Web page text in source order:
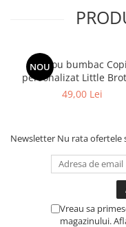
NOU
Tricou bumbac
personalizat Little
49,00 Lei
Newsletter Nu rata ofertele
Vreau sa
magazinului.